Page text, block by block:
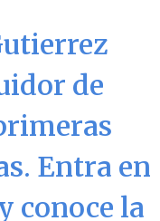
de
Entra en
conoce la